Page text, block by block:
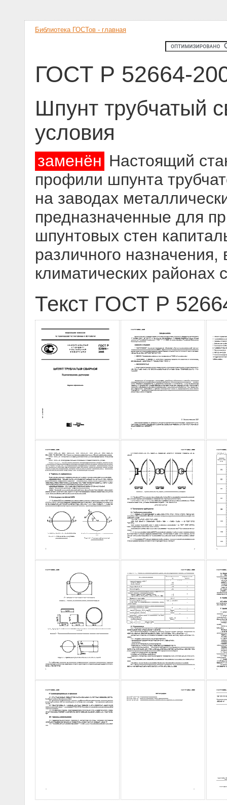
Библиотека ГОСТов - главная
ГОСТ Р 52664-
Шпунт трубчатый
условия
заменён Настоящий
профили шпунта
на заводах
предназначенные для
шпунтовых стен
различного
климатических районах
Текст ГОСТ Р